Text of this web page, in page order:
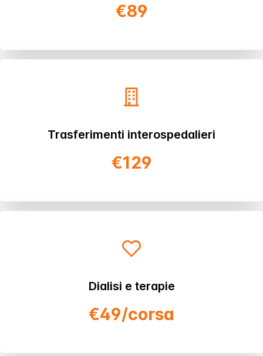
€89
Trasferimenti interospedalieri
€129
Dialisi e terapie
€49/corsa